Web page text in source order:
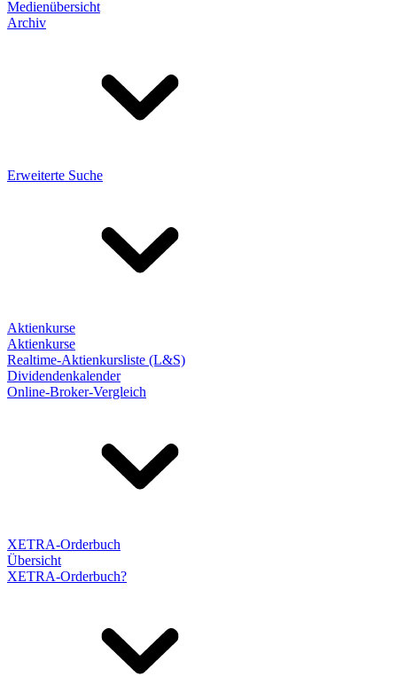
Medienübersicht
Archiv
Erweiterte Suche
Aktienkurse
Aktienkurse
Realtime-Aktienkursliste (L&S)
Dividendenkalender
Online-Broker-Vergleich
XETRA-Orderbuch
Übersicht
XETRA-Orderbuch?